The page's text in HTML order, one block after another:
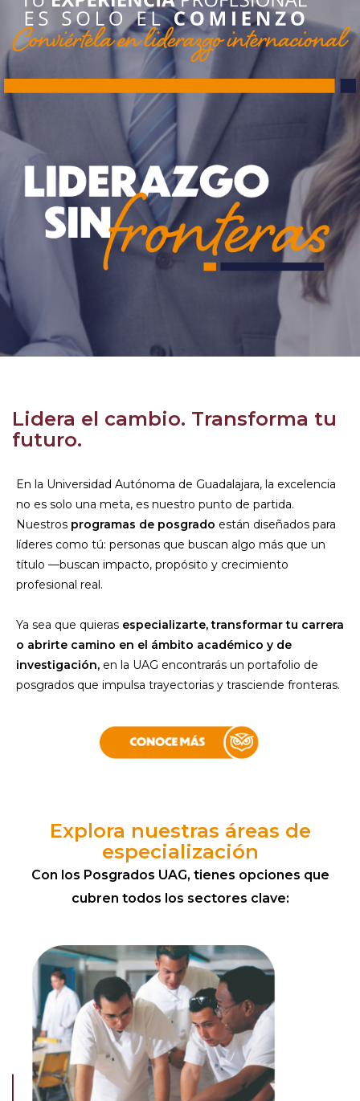
Lidera el cambio. Transforma tu
futuro.
En la Universidad Autónoma de Guadalajara, la excelencia
no es solo una meta, es nuestro punto de partida.
Nuestros programas de posgrado están diseñados para
líderes como tú: personas que buscan algo más que un
título —buscan impacto, propósito y crecimiento
profesional real.
Ya sea que quieras especializarte, transformar tu carrera
o abrirte camino en el ámbito académico y de
investigación, en la UAG encontrarás un portafolio de
posgrados que impulsa trayectorias y trasciende fronteras.
Explora nuestras áreas de
especialización
Con los Posgrados UAG, tienes opciones que
cubren todos los sectores clave: